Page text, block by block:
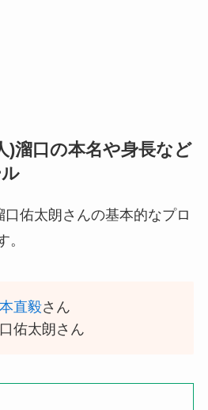
)溜口の本名や身長など
佑太朗さんの基本的なプロ
。
直毅さん
佑太朗さん